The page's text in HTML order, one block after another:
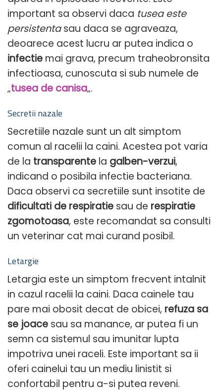
important sa observi daca tusea este
persistentasau daca se agraveaza,
deoarece acest lucru ar putea indica o
infectie mai grava, precum traheobronsita
infectioasa, cunoscuta si sub numele de
„tusea de canisa„.
Secretii nazale
Secretiile nazale sunt un alt simptom
comun al racelii la caini. Acestea pot varia
de la transparente la galben-verzui,
indicand o posibila infectie bacteriana.
Daca observi ca secretiile sunt insotite de
dificultati de respiratie sau de respiratie
zgomotoasa, este recomandat sa consulti
un veterinar cat mai curand posibil.
Letargie
Letargia este un simptom frecvent intalnit
in cazul racelii la caini. Daca cainele tau
pare mai obosit decat de obicei, refuza sa
se joace sau sa manance, ar putea fi un
semn ca sistemul sau imunitar lupta
impotriva unei raceli. Este important sa ii
oferi cainelui tau un mediu linistit si
confortabil pentru a-si putea reveni.